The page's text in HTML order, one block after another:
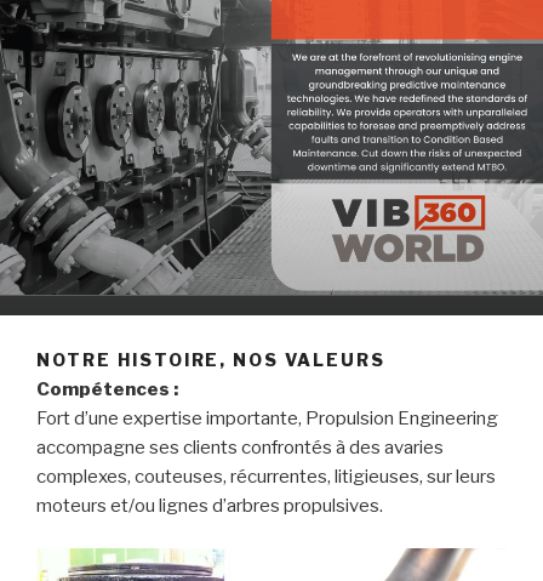
NOTRE HISTOIRE, NOS VALEURS
Compétences :
Fort d’une expertise importante, Propulsion Engineering
accompagne ses clients confrontés à des avaries
complexes, couteuses, récurrentes, litigieuses, sur leurs
moteurs et/ou lignes d’arbres propulsives.